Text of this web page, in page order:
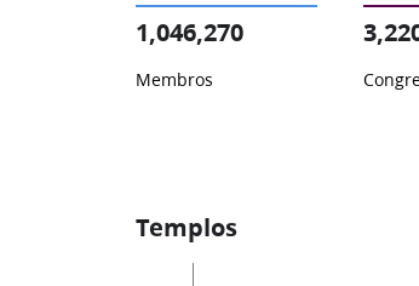
1,046,270
Membros
Templos